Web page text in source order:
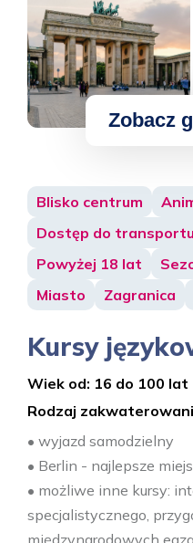
Blisko centrum
Dostęp do
Powyżej 18 lat
Miasto
Zagranica
Kursy
Wiek od: 16 do 100 lat
Rodzaj
• wyjazd samodzielny
• Berlin - najlepsze
• możliwe inne kursy:
specjalistycznego,
międzynarodowych